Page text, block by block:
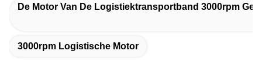
De Motor Van De Logistiektransportband 3000rpm
3000rpm Logistische Motor